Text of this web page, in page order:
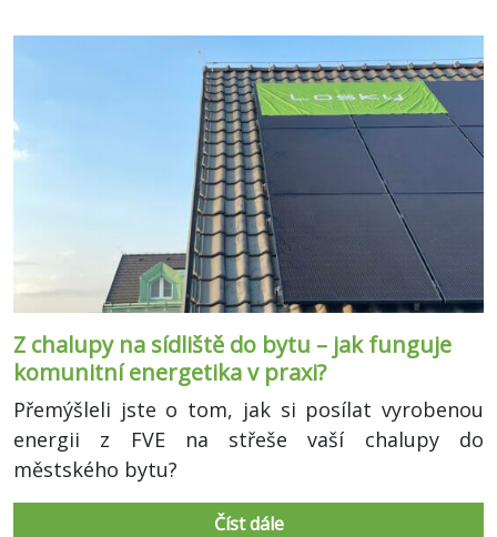
Z chalupy na sídliště do bytu – jak funguje
komunitní energetika v praxi?
Přemýšleli jste o tom, jak si posílat vyrobenou
energii z FVE na střeše vaší chalupy do
městského bytu?
Číst dále